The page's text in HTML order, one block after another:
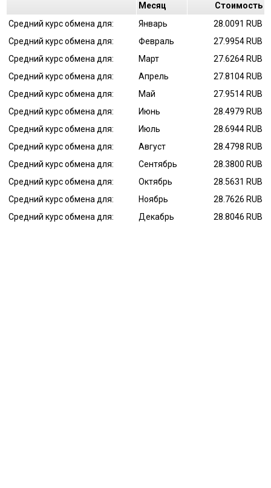
Mесяц
Cтоимость
Средний курс обмена для:
Январь
28.0091 RUB
Средний курс обмена для:
Февраль
27.9954 RUB
Средний курс обмена для:
Март
27.6264 RUB
Средний курс обмена для:
Апрель
27.8104 RUB
Средний курс обмена для:
Май
27.9514 RUB
Средний курс обмена для:
Июнь
28.4979 RUB
Средний курс обмена для:
Июль
28.6944 RUB
Средний курс обмена для:
Август
28.4798 RUB
Средний курс обмена для:
Сентябрь
28.3800 RUB
Средний курс обмена для:
Октябрь
28.5631 RUB
Средний курс обмена для:
Ноябрь
28.7626 RUB
Средний курс обмена для:
Декабрь 28.8046 RUB